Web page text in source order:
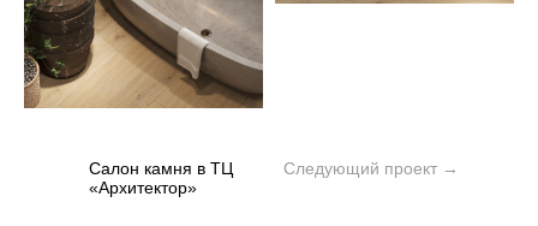
Следующий проект →
Салон камня в ТЦ
«Архитектор»